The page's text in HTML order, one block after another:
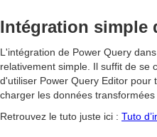
Intégration simple
L'intégration de Power Query
relativement simple. Il suffit de se
d'utiliser Power Query Editor
charger les données transformées
Retrouvez le tuto juste ici : Tuto